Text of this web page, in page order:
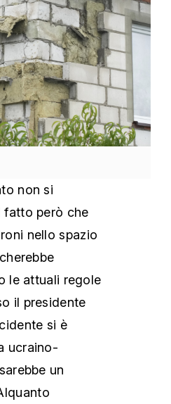
non si
fatto però che
nello spazio
le attuali regole
il presidente
si è
ucraino-
un